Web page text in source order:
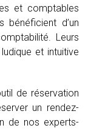
et comptables
bénéficient d’un
Leurs
et intuitive
de réservation
un rendez-
de nos experts-